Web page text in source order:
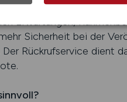
Bau-
Erwartungen,
Sicherheit bei der
Rückrufservice dient